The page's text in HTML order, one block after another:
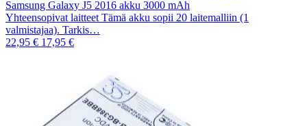
Samsung Galaxy J5 2016 akku 3000 mAh
Yhteensopivat laitteet Tämä akku sopii 20 laitemalliin (1
valmistajaa). Tarkis…
22,95 € 17,95 €